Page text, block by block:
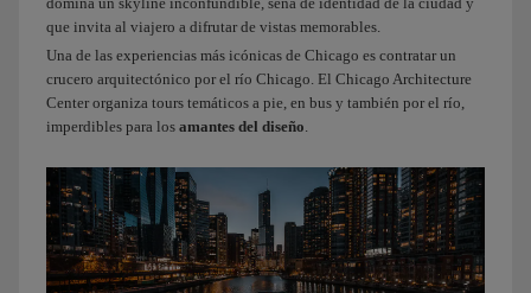
desde
hace
tres
años.
Hoy
volamos
a
una
ciudad
famosa
por
que invita al viajero a difrutar de vistas memorables.
Una de las experiencias más icónicas de Chicago es contratar un
crucero arquitectónico por el río Chicago. El Chicago Architecture
Center organiza tours temáticos a pie, en bus y también por el río,
imperdibles para los amantes del diseño.